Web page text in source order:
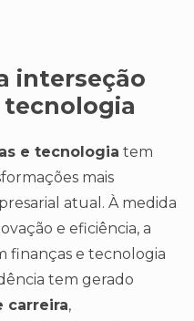
interseção
e tecnologia tem
mais
atual. À medida
e eficiência, a
finanças e tecnologia
tem gerado
carreira,